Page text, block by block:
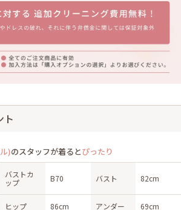
ト
)のスタッフが着るとぴったり
バストカ
ップ
B70 バスト 82cm
ヒップ 86cm アンダー 69cm